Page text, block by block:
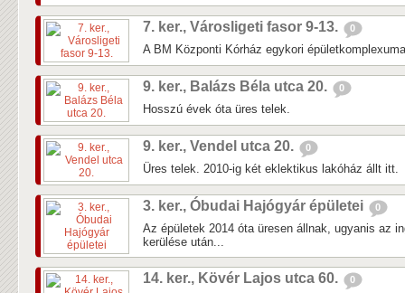
7. ker., Városligeti fasor 9-13. 0
A BM Központi Kórház egykori
9. ker., Balázs Béla utca 20. 0
Hosszú évek óta üres telek.
9. ker., Vendel utca 20. 0
Üres telek. 2010-ig két eklektikus lakóház állt itt.
3. ker., Óbudai Hajógyár épületei 0
Az épületek 2014 óta üresen állnak, ugyanis az
kerülése után...
14. ker., Kövér Lajos utca 60. 0